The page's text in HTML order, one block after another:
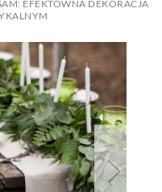
EFEKTOWNA DEKORACJA
DOM